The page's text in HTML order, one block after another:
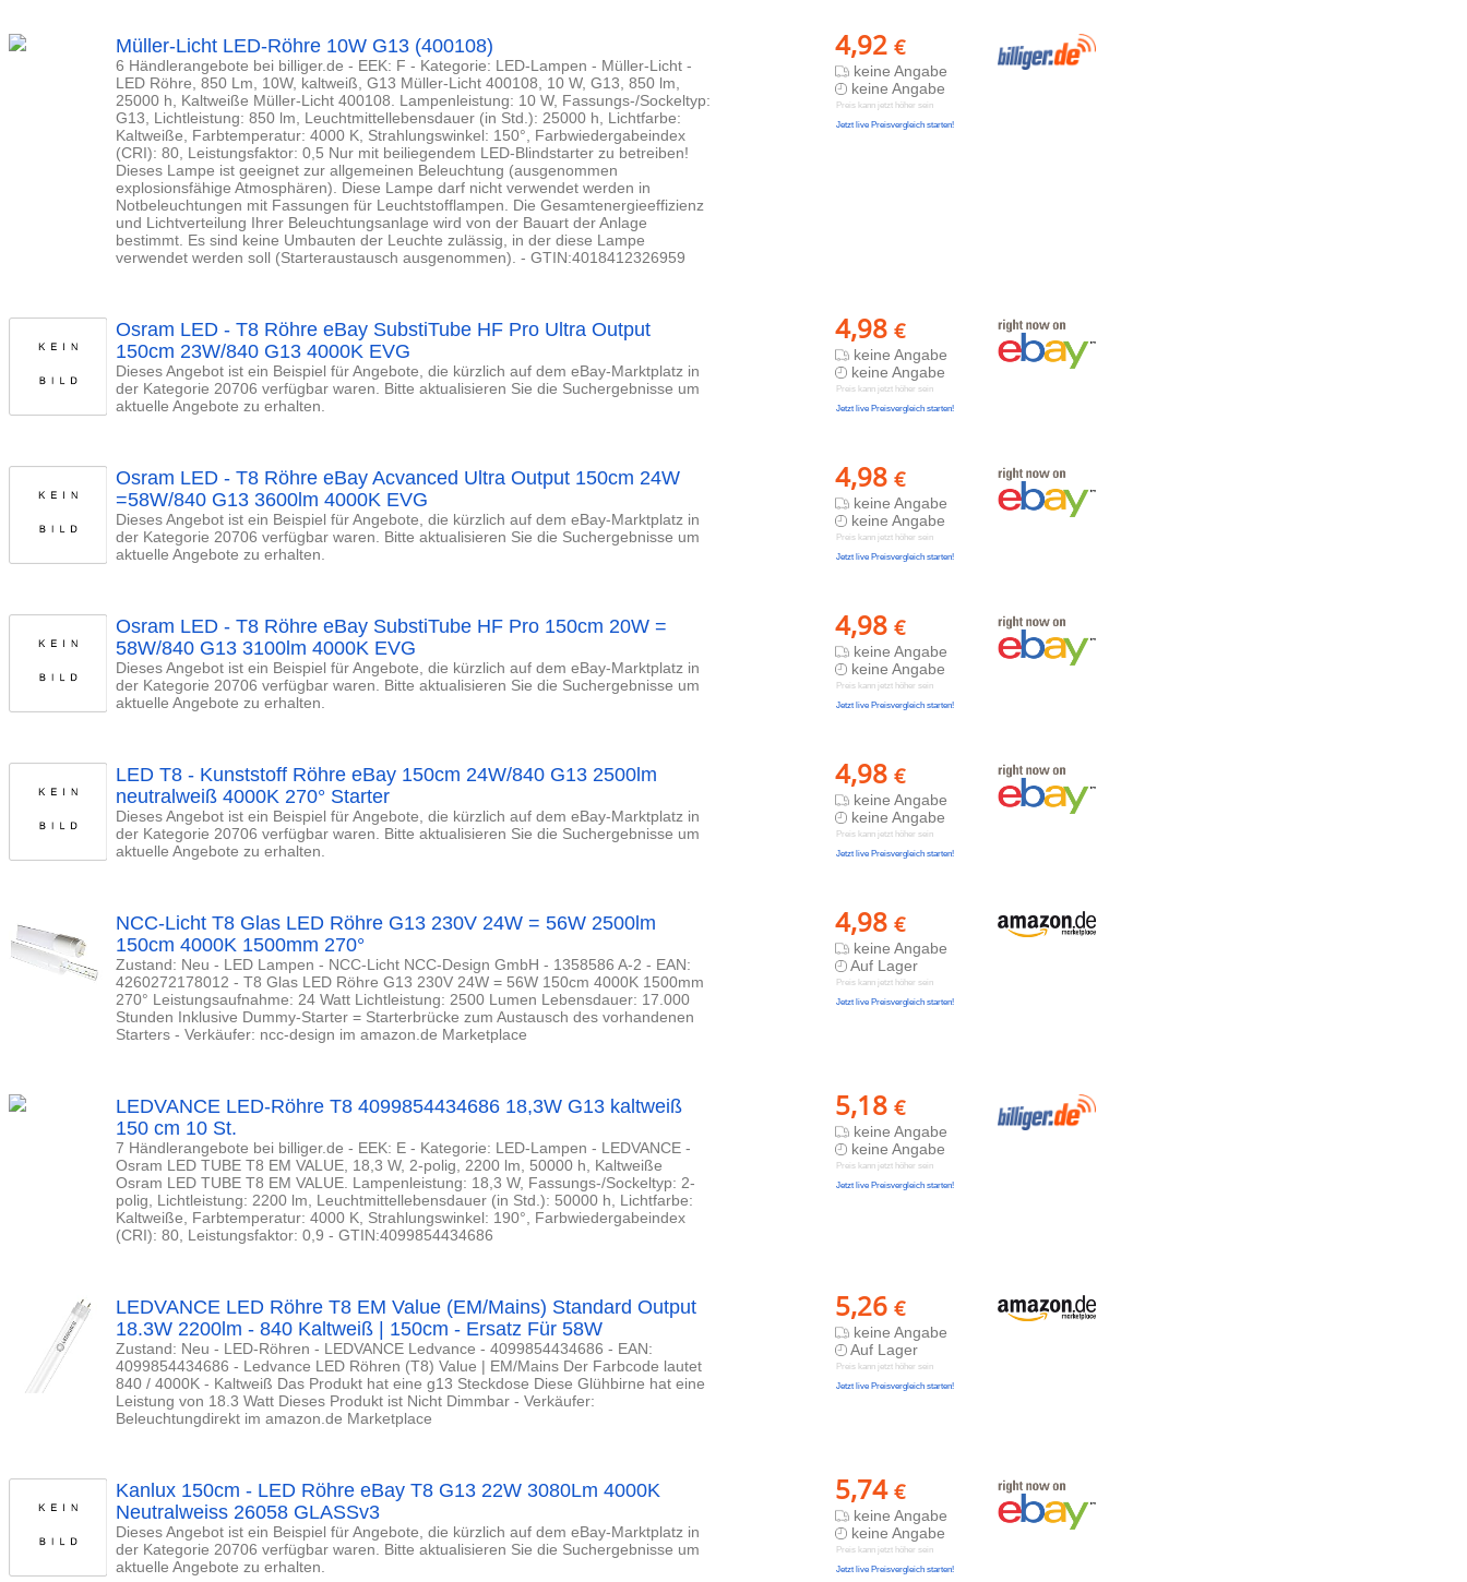
4,92 €
keine Angabe
keine Angabe
Preis kann jetzt höher sein
Jetzt live Preisvergleich starten!
Müller-Licht LED-Röhre 10W G13 (400108)
6 Händlerangebote bei billiger.de - EEK: F - Kategorie: LED-Lampen - Müller-Licht -
LED Röhre, 850 Lm, 10W, kaltweiß, G13 Müller-Licht 400108, 10 W, G13, 850 lm,
25000 h, Kaltweiße Müller-Licht 400108. Lampenleistung: 10 W, Fassungs-/Sockeltyp:
G13, Lichtleistung: 850 lm, Leuchtmittellebensdauer (in Std.): 25000 h, Lichtfarbe:
Kaltweiße, Farbtemperatur: 4000 K, Strahlungswinkel: 150°, Farbwiedergabeindex
(CRI): 80, Leistungsfaktor: 0,5 Nur mit beiliegendem LED-Blindstarter zu betreiben!
Dieses Lampe ist geeignet zur allgemeinen Beleuchtung (ausgenommen
explosionsfähige Atmosphären). Diese Lampe darf nicht verwendet werden in
Notbeleuchtungen mit Fassungen für Leuchtstofflampen. Die Gesamtenergieeffizienz
und Lichtverteilung Ihrer Beleuchtungsanlage wird von der Bauart der Anlage
bestimmt. Es sind keine Umbauten der Leuchte zulässig, in der diese Lampe
verwendet werden soll (Starteraustausch ausgenommen). - GTIN:4018412326959
4,98 €
keine Angabe
keine Angabe
Preis kann jetzt höher sein
Jetzt live Preisvergleich starten!
Osram LED - T8 Röhre eBay SubstiTube HF Pro Ultra Output
150cm 23W/840 G13 4000K EVG
Dieses Angebot ist ein Beispiel für Angebote, die kürzlich auf dem eBay-Marktplatz in
der Kategorie 20706 verfügbar waren. Bitte aktualisieren Sie die Suchergebnisse um
aktuelle Angebote zu erhalten.
4,98 €
keine Angabe
keine Angabe
Preis kann jetzt höher sein
Jetzt live Preisvergleich starten!
Osram LED - T8 Röhre eBay Acvanced Ultra Output 150cm 24W
=58W/840 G13 3600lm 4000K EVG
Dieses Angebot ist ein Beispiel für Angebote, die kürzlich auf dem eBay-Marktplatz in
der Kategorie 20706 verfügbar waren. Bitte aktualisieren Sie die Suchergebnisse um
aktuelle Angebote zu erhalten.
4,98 €
keine Angabe
keine Angabe
Preis kann jetzt höher sein
Jetzt live Preisvergleich starten!
Osram LED - T8 Röhre eBay SubstiTube HF Pro 150cm 20W =
58W/840 G13 3100lm 4000K EVG
Dieses Angebot ist ein Beispiel für Angebote, die kürzlich auf dem eBay-Marktplatz in
der Kategorie 20706 verfügbar waren. Bitte aktualisieren Sie die Suchergebnisse um
aktuelle Angebote zu erhalten.
4,98 €
keine Angabe
keine Angabe
Preis kann jetzt höher sein
Jetzt live Preisvergleich starten!
LED T8 - Kunststoff Röhre eBay 150cm 24W/840 G13 2500lm
neutralweiß 4000K 270° Starter
Dieses Angebot ist ein Beispiel für Angebote, die kürzlich auf dem eBay-Marktplatz in
der Kategorie 20706 verfügbar waren. Bitte aktualisieren Sie die Suchergebnisse um
aktuelle Angebote zu erhalten.
4,98 €
keine Angabe
Auf Lager
Preis kann jetzt höher sein
Jetzt live Preisvergleich starten!
NCC-Licht T8 Glas LED Röhre G13 230V 24W = 56W 2500lm
150cm 4000K 1500mm 270°
Zustand: Neu - LED Lampen - NCC-Licht NCC-Design GmbH - 1358586 A-2 - EAN:
4260272178012 - T8 Glas LED Röhre G13 230V 24W = 56W 150cm 4000K 1500mm
270° Leistungsaufnahme: 24 Watt Lichtleistung: 2500 Lumen Lebensdauer: 17.000
Stunden Inklusive Dummy-Starter = Starterbrücke zum Austausch des vorhandenen
Starters - Verkäufer: ncc-design im amazon.de Marketplace
5,18 €
keine Angabe
keine Angabe
Preis kann jetzt höher sein
Jetzt live Preisvergleich starten!
LEDVANCE LED-Röhre T8 4099854434686 18,3W G13 kaltweiß
150 cm 10 St.
7 Händlerangebote bei billiger.de - EEK: E - Kategorie: LED-Lampen - LEDVANCE -
Osram LED TUBE T8 EM VALUE, 18,3 W, 2-polig, 2200 lm, 50000 h, Kaltweiße
Osram LED TUBE T8 EM VALUE. Lampenleistung: 18,3 W, Fassungs-/Sockeltyp: 2-
polig, Lichtleistung: 2200 lm, Leuchtmittellebensdauer (in Std.): 50000 h, Lichtfarbe:
Kaltweiße, Farbtemperatur: 4000 K, Strahlungswinkel: 190°, Farbwiedergabeindex
(CRI): 80, Leistungsfaktor: 0,9 - GTIN:4099854434686
5,26 €
keine Angabe
Auf Lager
Preis kann jetzt höher sein
Jetzt live Preisvergleich starten!
LEDVANCE LED Röhre T8 EM Value (EM/Mains) Standard Output
18.3W 2200lm - 840 Kaltweiß | 150cm - Ersatz Für 58W
Zustand: Neu - LED-Röhren - LEDVANCE Ledvance - 4099854434686 - EAN:
4099854434686 - Ledvance LED Röhren (T8) Value | EM/Mains Der Farbcode lautet
840 / 4000K - Kaltweiß Das Produkt hat eine g13 Steckdose Diese Glühbirne hat eine
Leistung von 18.3 Watt Dieses Produkt ist Nicht Dimmbar - Verkäufer:
Beleuchtungdirekt im amazon.de Marketplace
5,74 €
keine Angabe
keine Angabe
Preis kann jetzt höher sein
Jetzt live Preisvergleich starten!
Kanlux 150cm - LED Röhre eBay T8 G13 22W 3080Lm 4000K
Neutralweiss 26058 GLASSv3
Dieses Angebot ist ein Beispiel für Angebote, die kürzlich auf dem eBay-Marktplatz in
der Kategorie 20706 verfügbar waren. Bitte aktualisieren Sie die Suchergebnisse um
aktuelle Angebote zu erhalten.